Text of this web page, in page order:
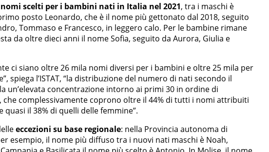
nomi scelti per i bambini nati in Italia nel 2021, tra i maschi è
posto Leonardo, che è il nome più gettonato dal 2018, seguito
Tommaso e Francesco, in leggero calo. Per le bambine rimane
da oltre dieci anni il nome Sofia, seguito da Aurora, Giulia e
ci siano oltre 26 mila nomi diversi per i bambini e oltre 25 mila per
spiega l’ISTAT, “la distribuzione del numero di nati secondo il
un’elevata concentrazione intorno ai primi 30 in ordine di
che complessivamente coprono oltre il 44% di tutti i nomi attribuiti
quasi il 38% di quelli delle femmine”.
eccezioni su base regionale: nella Provincia autonoma di
esempio, il nome più diffuso tra i nuovi nati maschi è Noah,